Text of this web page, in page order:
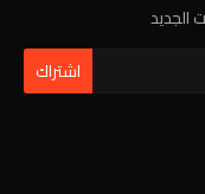
الجديد